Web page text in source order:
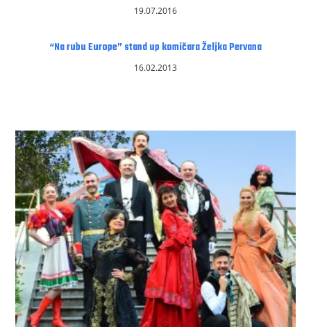
19.07.2016
“Na rubu Europe” stand up komičara Željka Pervana
16.02.2013